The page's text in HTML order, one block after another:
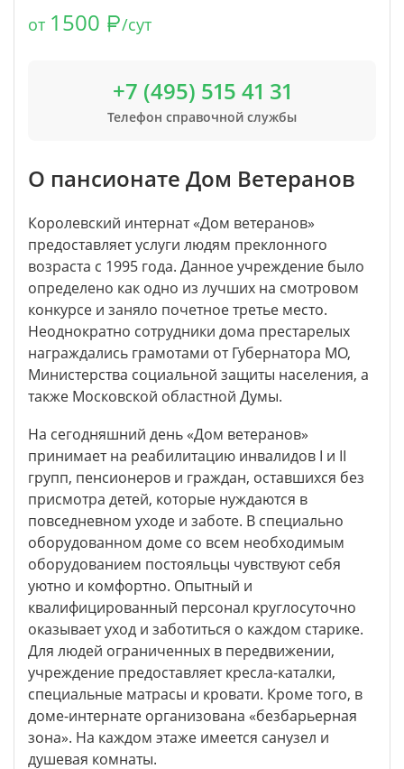
от 1500 /сут
+7 (495) 515 41 31
Телефон справочной службы
О пансионате Дом Ветеранов
Королевский интернат «Дом ветеранов»
предоставляет услуги людям преклонного
возраста с 1995 года. Данное учреждение было
определено как одно из лучших на смотровом
конкурсе и заняло почетное третье место.
Неоднократно сотрудники дома престарелых
награждались грамотами от Губернатора МО,
Министерства социальной защиты населения, а
также Московской областной Думы.
На сегодняшний день «Дом ветеранов»
принимает на реабилитацию инвалидов I и II
групп, пенсионеров и граждан, оставшихся без
присмотра детей, которые нуждаются в
повседневном уходе и заботе. В специально
оборудованном доме со всем необходимым
оборудованием постояльцы чувствуют себя
уютно и комфортно. Опытный и
квалифицированный персонал круглосуточно
оказывает уход и заботиться о каждом старике.
Для людей ограниченных в передвижении,
учреждение предоставляет кресла-каталки,
специальные матрасы и кровати. Кроме того, в
доме-интернате организована «безбарьерная
зона». На каждом этаже имеется санузел и
душевая комнаты.